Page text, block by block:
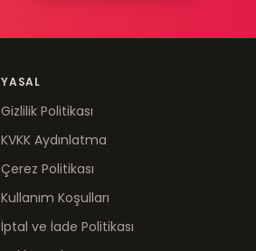
YASAL
Gizlilik Politikası
KVKK Aydınlatma
Çerez Politikası
Kullanım Koşulları
İptal ve İade Politikası